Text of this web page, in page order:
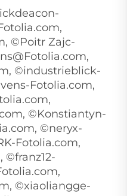
©Poitr Zajc-
©industrieblick-
Fotolia.com,
©Konstiantyn-
©neryx-
Fotolia.com,
©franz12-
©xiaoliangge-